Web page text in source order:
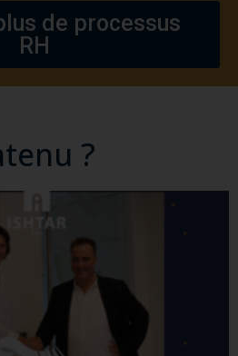
de processus
RH
?